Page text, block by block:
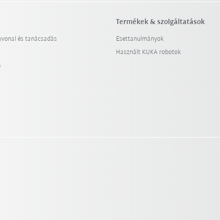
és tanácsadás
Termékek & szolgáltatások
Esettanulmányok
Használt KUKA robotok